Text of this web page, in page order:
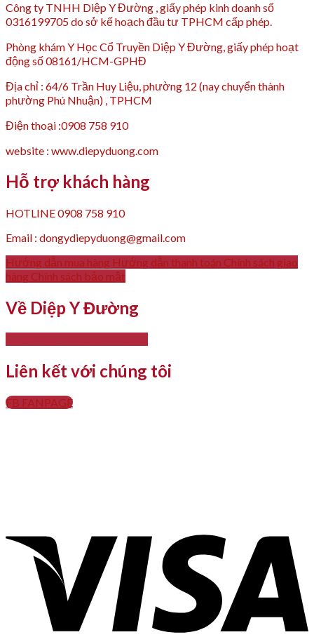
Công ty TNHH Diệp Y Đường , giấy phép kinh doanh số
0316199705 do sở kế hoạch đầu tư TPHCM cấp phép.
Phòng khám Y Học Cổ Truyền Diệp Y Đường, giấy phép hoạt
động số 08161/HCM-GPHĐ
Địa chỉ : 64/6 Trần Huy Liệu, phường 12 (nay chuyển thành
phường Phú Nhuận) , TPHCM
Điện thoại :0908 758 910
website : www.diepyduong.com
Hỗ trợ khách hàng
HOTLINE 0908 758 910
Email : dongydiepyduong@gmail.com
Hướng dẫn mua hàng Hướng dẫn thanh toán Chính sách giao
hàng Chính sách bảo mật
Về Diệp Y Đường
Liên kết với chúng tôi
FB FANPAGE